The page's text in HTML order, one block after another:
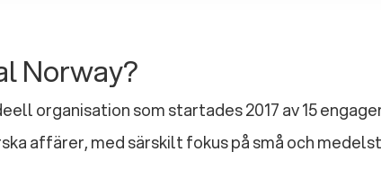
Norway?
organisation som startades 2017 av 15
affärer, med särskilt fokus på små och